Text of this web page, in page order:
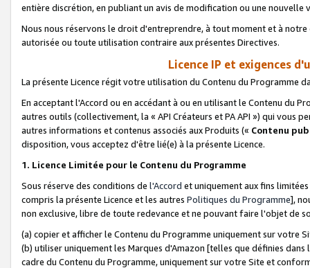
entière discrétion, en publiant un avis de modification ou une nouvelle
Nous nous réservons le droit d'entreprendre, à tout moment et à
autorisée ou toute utilisation contraire aux présentes Directives.
Licence IP et exigences
La présente Licence régit votre utilisation du Contenu du Programme
En acceptant l'Accord ou en accédant à ou en utilisant le Contenu du
autres outils (collectivement, la « API Créateurs et PA API ») qui vous
autres informations et contenus associés aux Produits (« Contenu
disposition, vous acceptez d'être lié(e) à la présente Licence.
1. Licence Limitée pour le Contenu du Programme
Sous réserve des conditions de l'Accord et uniquement aux fins
compris la présente Licence et les autres Politiques du Programme],
non exclusive, libre de toute redevance et ne pouvant faire l'objet de
(a) copier et afficher le Contenu du Programme uniquement sur votre
(b) utiliser uniquement les Marques d'Amazon [telles que définies dans
cadre du Contenu du Programme, uniquement sur votre Site et